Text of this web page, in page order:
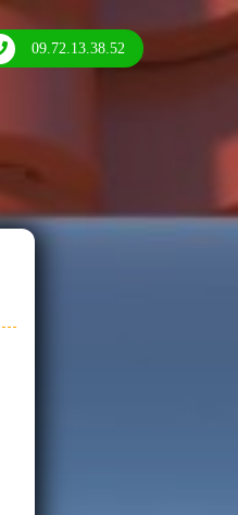
09.72.13.38.52